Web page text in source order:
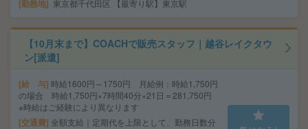
勤務地 東京都千代田区 【最寄り駅】東京駅
【10月末まで】COACHで販売スタッフ｜越谷レイクタウ
ン[派遣]
給 与 時給1600円～1750円 月給例：時給1,750円
の場合 時給1,750円×7時間40分×21日＝281,750円
※時給はご経験により異なります
交通費 全額支給｜定期代を上限として、勤務日数分